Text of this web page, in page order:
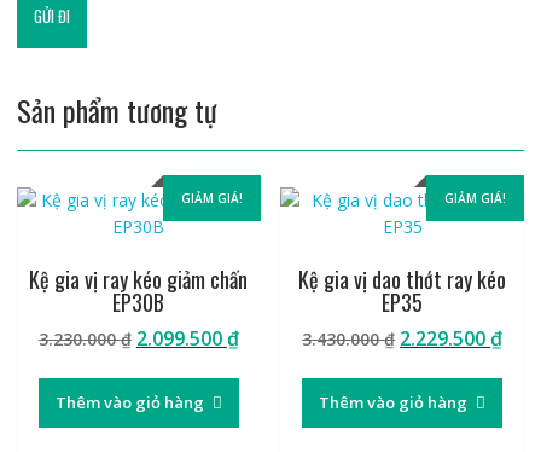
Sản phẩm tương tự
GIẢM GIÁ!
Kệ gia vị ray kéo giảm chấn
EP30B
3.230.000₫ Giá
là:
3.230.000 ₫.
2.099.500₫Giá
Thêm vào giỏ hàng
GIẢM GIÁ!
Kệ gia vị dao thớt ray kéo
EP35
3.430.000₫ Giá
là:
3.430.000 ₫.
2.229.500₫Giá
Thêm vào giỏ hàng